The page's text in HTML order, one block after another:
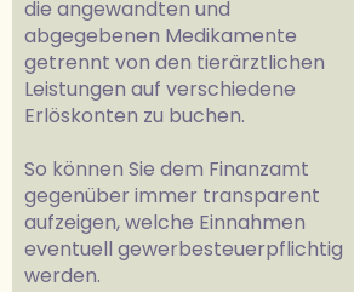
die angewandten und
abgegebenen Medikamente
getrennt von den tierärztlichen
Leistungen auf verschiedene
Erlöskonten zu buchen.
So können Sie dem Finanzamt
gegenüber immer transparent
aufzeigen, welche Einnahmen
eventuell gewerbesteuerpflichtig
werden.